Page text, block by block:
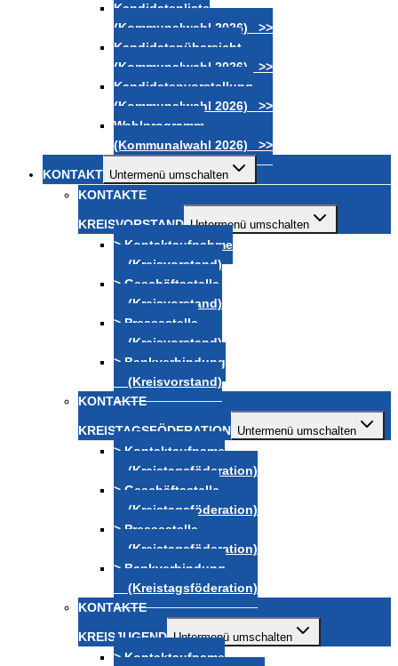
Kandidatenliste
(Kommunalwahl 2026) >>
Kandidatenübersicht
(Kommunalwahl 2026) >>
Kandidatenvorstellung
(Kommunalwahl 2026) >>
Wahlprogramm
(Kommunalwahl 2026) >>
KONTAKT Untermenü umschalten
KONTAKTE
KREISVORSTAND Untermenü umschalten
> Kontaktaufnahme
(Kreisvorstand)
> Geschäftsstelle
(Kreisvorstand)
> Pressestelle
(Kreisvorstand)
> Bankverbindung
(Kreisvorstand)
KONTAKTE
KREISTAGSFÖDERATION Untermenü umschalten
> Kontaktaufname
(Kreistagsföderation)
> Geschäftsstelle
(Kreistagsföderation)
> Pressestelle
(Kreistagsföderation)
> Bankverbindung
(Kreistagsföderation)
KONTAKTE
KREISJUGEND Untermenü umschalten
> Kontaktaufname